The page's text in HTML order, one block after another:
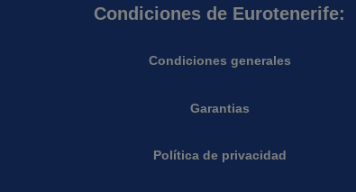
Condiciones de Eurotenerife:
Condiciones generales
Garantias
Política de privacidad